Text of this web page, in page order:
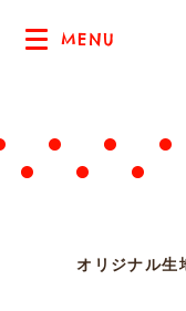
MENU
オリジナル